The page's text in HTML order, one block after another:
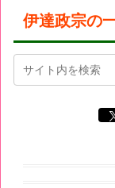
伊達政宗の